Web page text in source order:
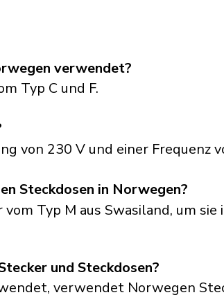
verwendet?
Typ C und F.
von 230 V und einer Frequenz
Steckdosen in Norwegen?
Typ M aus Swasiland, um
verwendet Norwegen
und Steckdosen?